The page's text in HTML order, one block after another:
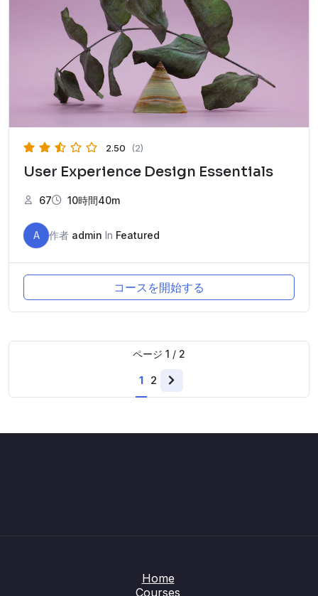
2.50 (2)
User Experience Design Essentials
67 10時間40m
A 作者 admin In Featured
コースを開始する
ページ 1 / 2
1 2
Next
Home
Courses